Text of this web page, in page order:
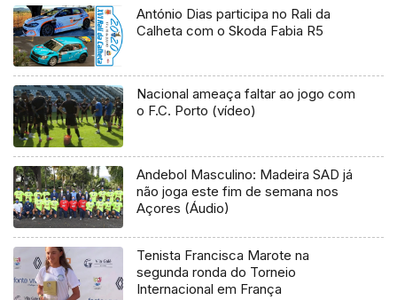
António Dias participa no Rali da
Calheta com o Skoda Fabia R5
Nacional ameaça faltar ao jogo com
o F.C. Porto (vídeo)
Andebol Masculino: Madeira SAD já
não joga este fim de semana nos
Açores (Áudio)
Tenista Francisca Marote na
segunda ronda do Torneio
Internacional em França